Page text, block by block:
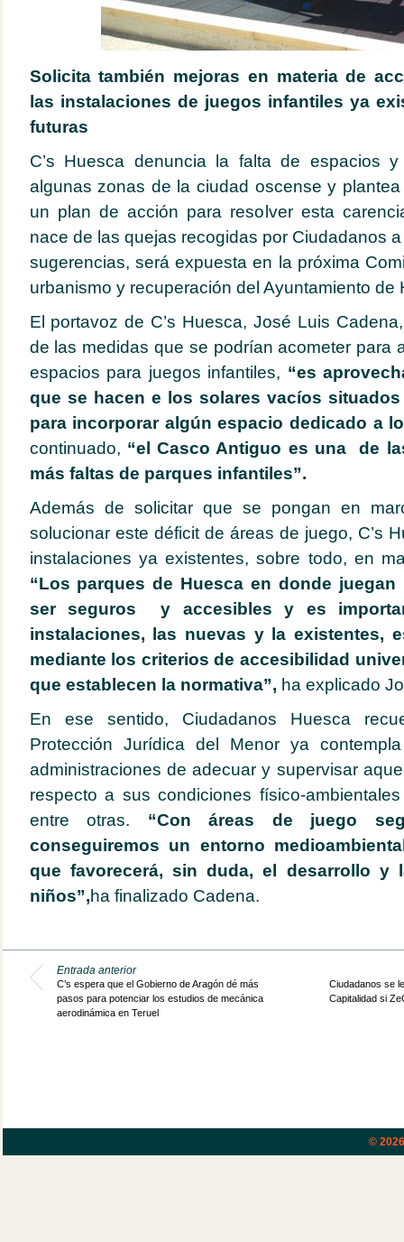
Solicita también mejoras en materia de
las instalaciones de juegos infantiles ya
futuras
C’s Huesca denuncia la falta de espacios
algunas zonas de la ciudad oscense y
un plan de acción para resolver esta
nace de las quejas recogidas por Ciudadanos
sugerencias, será expuesta en la próxima
urbanismo y recuperación del Ayuntamiento de
El portavoz de C’s Huesca, José Luis
de las medidas que se podrían acometer para
espacios para juegos infantiles, “es
que se hacen e los solares vacíos
para incorporar algún espacio dedicado a
continuado, “el Casco Antiguo es una de
más faltas de parques infantiles”.
Además de solicitar que se pongan en
solucionar este déficit de áreas de juego, C’s
instalaciones ya existentes, sobre todo, en
“Los parques de Huesca en donde
ser seguros y accesibles y es
instalaciones, las nuevas y la existentes,
mediante los criterios de accesibilidad
que establecen la normativa”, ha explicado
En ese sentido, Ciudadanos Huesca
Protección Jurídica del Menor ya
administraciones de adecuar y supervisar
respecto a sus condiciones físico-
entre otras. “Con áreas de juego
conseguiremos un entorno
que favorecerá, sin duda, el desarrollo y
niños”,ha finalizado Cadena.
Entrada anterior
C’s espera que el Gobierno de Aragón dé más
pasos para potenciar los estudios de mecánica
aerodinámica en Teruel
Ciudadanos se
Capitalidad si
©